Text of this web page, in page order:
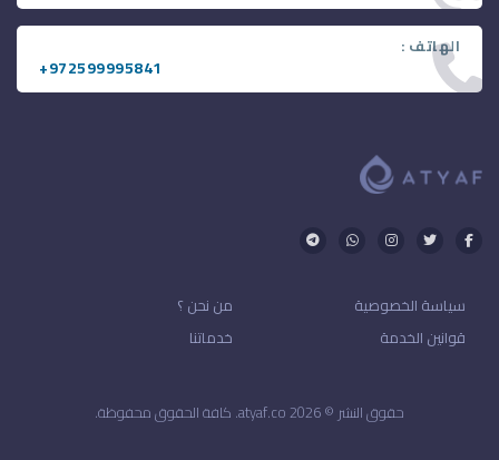
الهاتف :
+972599995841
من نحن ؟
خدماتنا
سياسة الخصوصية
قوانين الخدمة
حقوق النشر © 2026 atyaf.co. كافة الحقوق محفوظة.